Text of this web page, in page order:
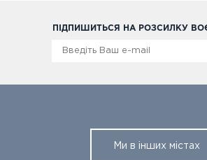
ПІДПИШИТЬСЯ НА РОЗСИЛКУ
Ми в інших містах